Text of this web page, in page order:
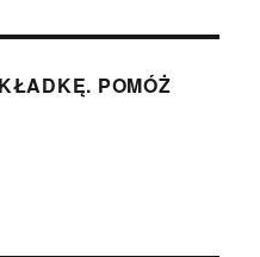
POMÓŻ